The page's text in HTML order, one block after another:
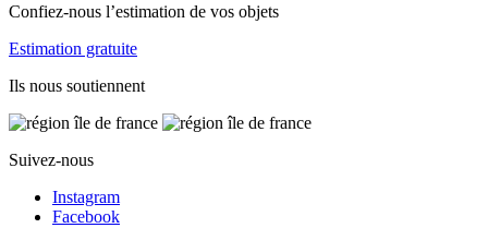
Confiez-nous l’estimation de vos objets
Estimation gratuite
Ils nous soutiennent
Suivez-nous
Instagram
Facebook